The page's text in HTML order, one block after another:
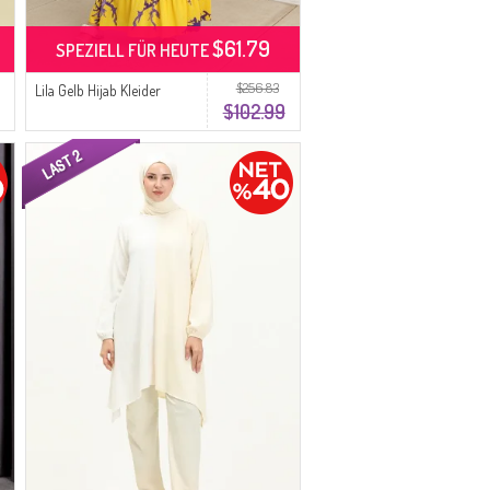
$256.83
$102.99
Lila Gelb Hijab Kleider
SPEZIELL FÜR HEUTE$61.79